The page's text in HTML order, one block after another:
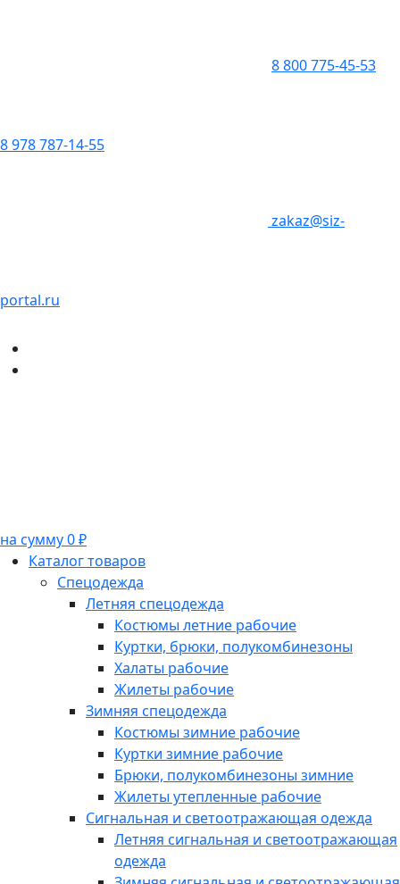
8 800 775-45-53
8 978 787-14-55
zakaz@siz-
portal.ru
на сумму 0 ₽
Каталог товаров
Спецодежда
Летняя спецодежда
Костюмы летние рабочие
Куртки, брюки, полукомбинезоны
Халаты рабочие
Жилеты рабочие
Зимняя спецодежда
Костюмы зимние рабочие
Куртки зимние рабочие
Брюки, полукомбинезоны зимние
Жилеты утепленные рабочие
Сигнальная и светоотражающая одежда
Летняя сигнальная и светоотражающая
одежда